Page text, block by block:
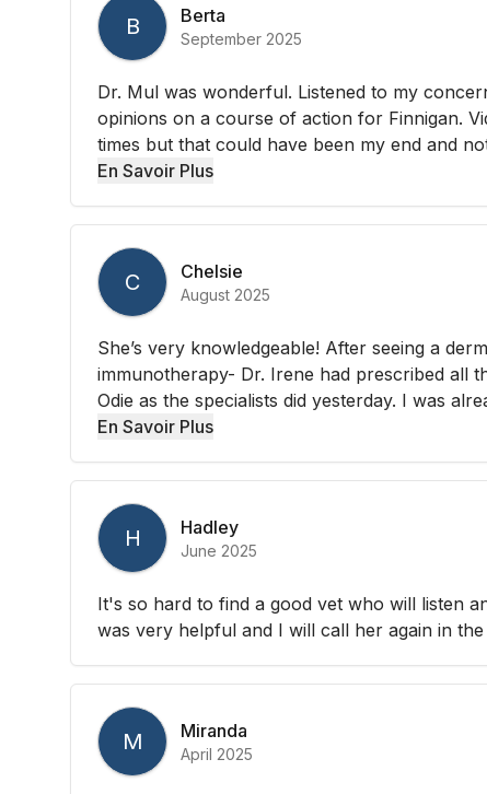
B Berta
September 2025
Dr. Mul was wonderful. Listened to my
opinions on a course of action for Finnigan.
times but that could have been my end and
En Savoir Plus
C Chelsie
August 2025
She’s very knowledgeable! After seeing a
immunotherapy- Dr. Irene had prescribed all
Odie as the specialists did yesterday. I was
En Savoir Plus
H Hadley
June 2025
It's so hard to find a good vet who will listen
was very helpful and I will call her again in
M Miranda
April 2025